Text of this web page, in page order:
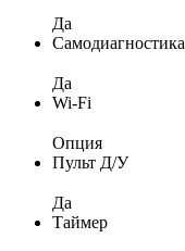
Да
Самодиагностика
Да
Wi-Fi
Опция
Пульт Д/У
Да
Таймер